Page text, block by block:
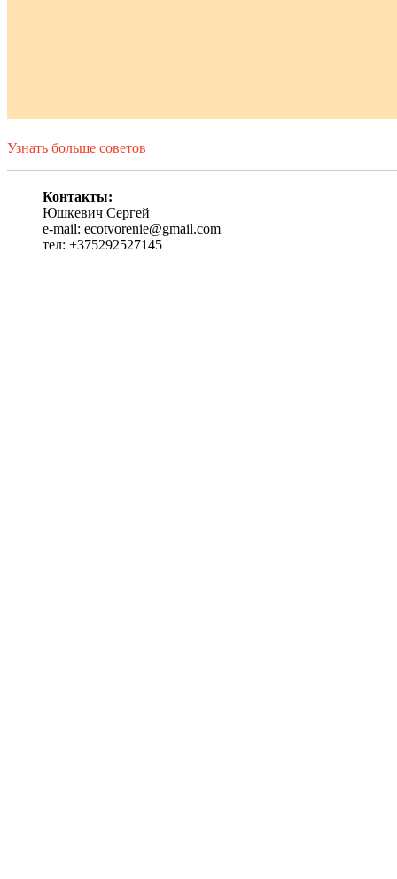
Узнать больше советов
Контакты:
Юшкевич Сергей
e-mail: ecotvorenie@gmail.com
тел: +375292527145